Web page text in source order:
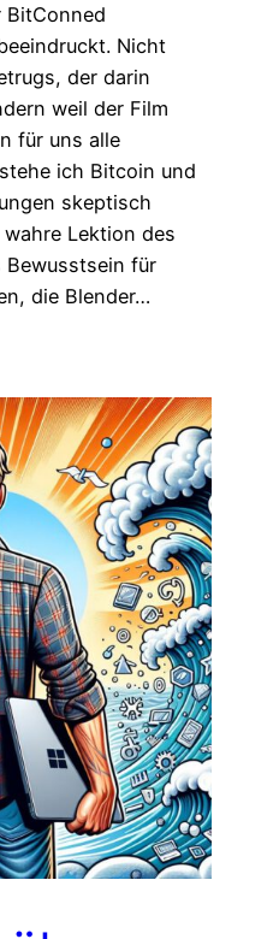
BitConned
Nicht
der darin
weil der Film
für uns alle
ich Bitcoin und
skeptisch
Lektion des
Bewusstsein für
die Blender…